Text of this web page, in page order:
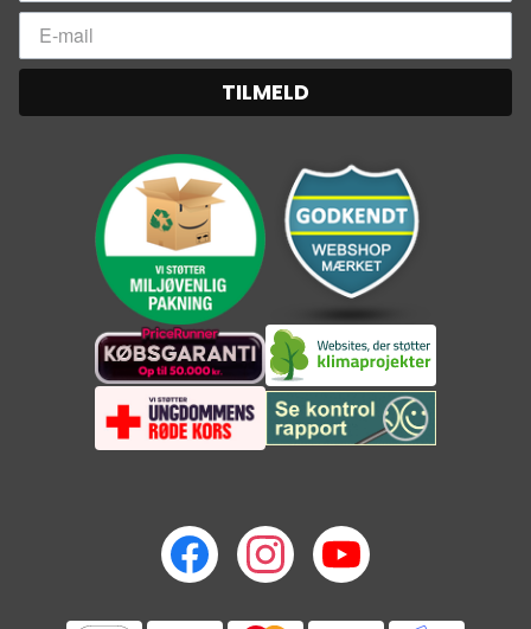
TILMELD